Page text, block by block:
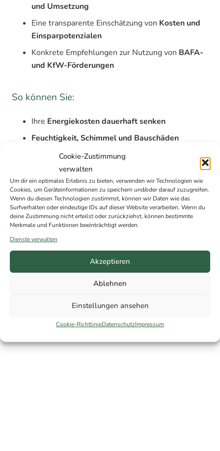
Cookie-Zustimmung
verwalten
Um dir ein optimales Erlebnis zu bieten, verwenden wir Technologien wie
Cookies, um Geräteinformationen zu speichern und/oder darauf zuzugreifen.
Wenn du diesen Technologien zustimmst, können wir Daten wie das
Surfverhalten oder eindeutige IDs auf dieser Website verarbeiten. Wenn du
deine Zustimmung nicht erteilst oder zurückziehst, können bestimmte
Merkmale und Funktionen beeinträchtigt werden.
Dienste verwalten
Akzeptieren
Ablehnen
Einstellungen ansehen
Cookie-RichtlinieDatenschutzImpressum
und Umsetzung
Eine transparente Einschätzung von Kosten und
Einsparpotenzialen
Konkrete Empfehlungen zur Nutzung von BAFA-
und KfW-Förderungen
So können Sie:
Ihre Energiekosten dauerhaft senken
Feuchtigkeit, Schimmel und Bauschäden
vermeiden
Sanierungsmaßnahmen
strategisch planen statt
einzeln entscheiden
denWert Ihrer Immobilie langfristig steigern
Die Energieberatung wird staatlich gefördert.
Mit einem
der Umsetzung einzelner Maßnahmen.